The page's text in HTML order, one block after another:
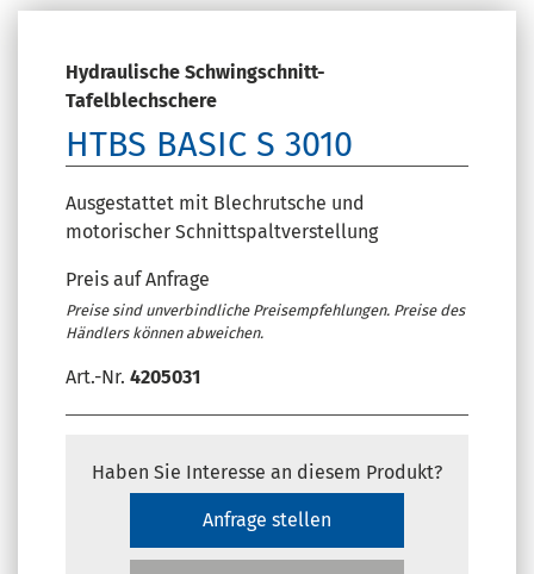
Hydraulische Schwingschnitt-
Tafelblechschere
HTBS BASIC S 3010
Ausgestattet mit Blechrutsche und
motorischer Schnittspaltverstellung
Preis auf Anfrage
Preise sind unverbindliche Preisempfehlungen. Preise des
Händlers können abweichen.
Art.-Nr. 4205031
Haben Sie Interesse an diesem Produkt?
Anfrage stellen